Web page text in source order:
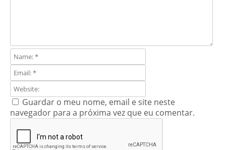
Guardar o meu nome, email e site neste
navegador para a próxima vez que eu comentar.